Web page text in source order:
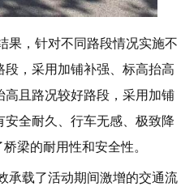
果，针对不同路段情况实施不
，采用加铺补强、标高抬高
高且路况较好路段，采用加铺
全耐久、行车无感、极致降
梁的耐用性和安全性。
承载了活动期间激增的交通流